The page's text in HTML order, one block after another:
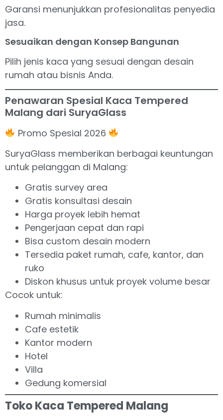
Garansi menunjukkan profesionalitas penyedia
jasa.
Sesuaikan dengan Konsep Bangunan
Pilih jenis kaca yang sesuai dengan desain
rumah atau bisnis Anda.
Penawaran Spesial Kaca Tempered
Malang dari SuryaGlass
Promo Spesial 2026
SuryaGlass memberikan berbagai keuntungan
untuk pelanggan di Malang:
Gratis survey area
Gratis konsultasi desain
Harga proyek lebih hemat
Pengerjaan cepat dan rapi
Bisa custom desain modern
Tersedia paket rumah, cafe, kantor, dan
ruko
Diskon khusus untuk proyek volume besar
Cocok untuk:
Rumah minimalis
Cafe estetik
Kantor modern
Hotel
Villa
Gedung komersial
Toko Kaca Tempered Malang